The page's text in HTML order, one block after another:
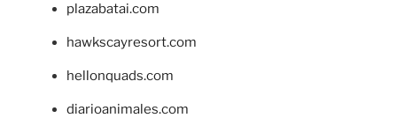
plazabatai.com
hawkscayresort.com
hellonquads.com
diarioanimales.com